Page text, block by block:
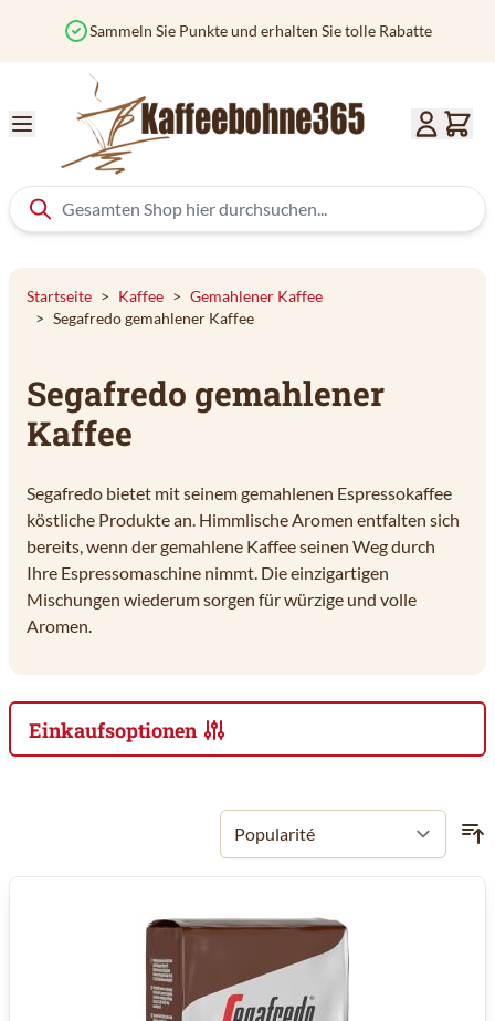
Sammeln Sie Punkte und erhalten Sie tolle Rabatte
Startseite > Kaffee > Gemahlener Kaffee
> Segafredo gemahlener Kaffee
Segafredo gemahlener
Kaffee
Segafredo bietet mit seinem gemahlenen Espressokaffee
köstliche Produkte an. Himmlische Aromen entfalten sich
bereits, wenn der gemahlene Kaffee seinen Weg durch
Ihre Espressomaschine nimmt. Die einzigartigen
Mischungen wiederum sorgen für würzige und volle
Aromen.
Einkaufsoptionen